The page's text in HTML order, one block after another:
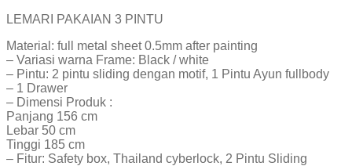
LEMARI PAKAIAN 3 PINTU
Material: full metal sheet 0.5mm after painting
– Variasi warna Frame: Black / white
– Pintu: 2 pintu sliding dengan motif, 1 Pintu Ayun fullbody
– 1 Drawer
– Dimensi Produk :
Panjang 156 cm
Lebar 50 cm
Tinggi 185 cm
– Fitur: Safety box, Thailand cyberlock, 2 Pintu Sliding